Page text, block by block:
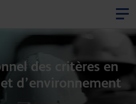
des critères en
d’environnement